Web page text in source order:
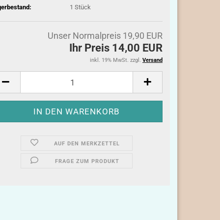
1 Stück
Unser Normalpreis 19,90 EUR
Ihr Preis 14,00 EUR
inkl. 19% MwSt. zzgl. Versand
AUF DEN MERKZETTEL
FRAGE ZUM PRODUKT